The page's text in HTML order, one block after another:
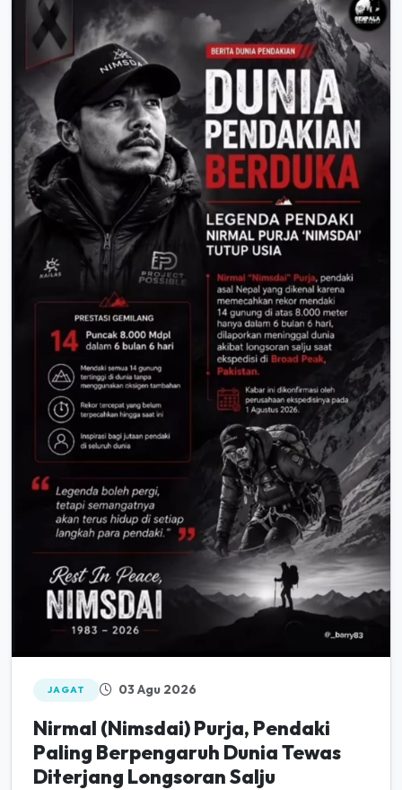
JAGAT 03 Agu 2026
Nirmal (Nimsdai) Purja, Pendaki
Paling Berpengaruh Dunia Tewas
Diterjang Longsoran Salju